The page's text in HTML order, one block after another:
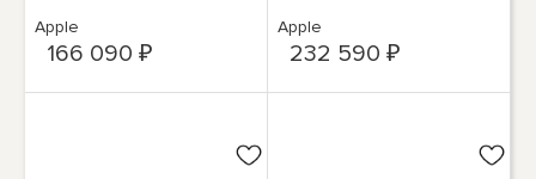
Apple
166 090 ₽
Apple
232 590 ₽